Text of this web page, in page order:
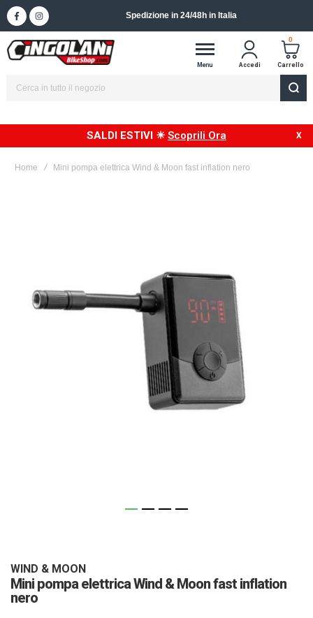
Spedizione in 24/48h in Italia
Menu Accedi
0
Carrello
SALDI ESTIVI ☀ Scoprili Ora
Home Mini pompa elettrica Wind & Moon fast inflation nero
WIND & MOON
Mini pompa elettrica Wind & Moon fast inflation
nero
galleria
di
immagini